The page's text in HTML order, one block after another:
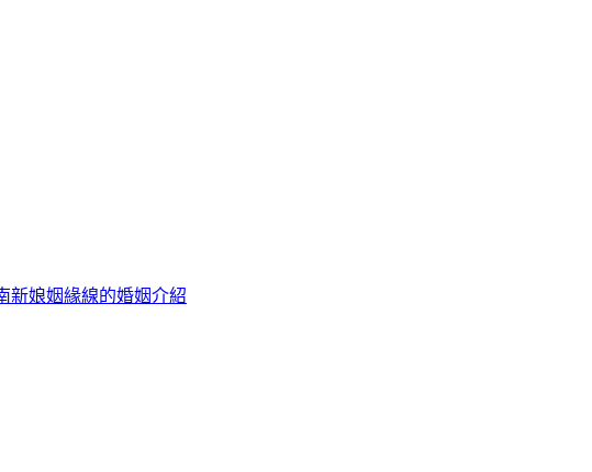
新娘姻緣線的婚姻介紹